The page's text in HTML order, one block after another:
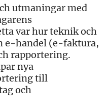
utmaningar med
var hur teknik och
e-handel (e-faktura,
rapportering.
nya
till
och